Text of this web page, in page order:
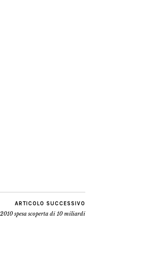
ARTICOLO SUCCESSIVO
spesa scoperta di 10 miliardi